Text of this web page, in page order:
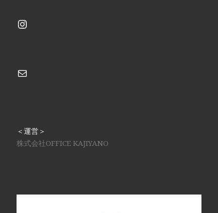
Instagram
メール
＜運営＞
株式会社OFFICE KAJIYANO